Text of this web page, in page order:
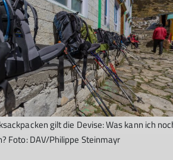
gilt die Devise: Was kann ich
Foto: DAV/Philippe Steinmayr